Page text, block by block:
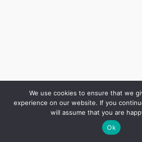
Copyright © 2026 LES ANNALES DES MINES | Powered
We use cookies to ensure that we
experience on our website. If you
will assume that you are
Ok